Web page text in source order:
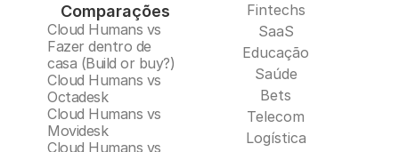
Comparações
Cloud Humans vs
Fazer dentro de
casa (Build or buy?)
Cloud Humans vs
Octadesk
Cloud Humans vs
Movidesk
Cloud Humans vs
Fintechs
SaaS
Educação
Saúde
Bets
Telecom
Logística